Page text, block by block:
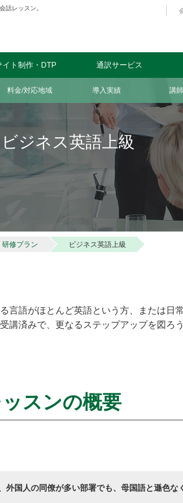
話レッスン。
イト制作・DTP 通訳サービス
料金/対応地域 導入実績 講
ビジネス英語上級
研修プラン ビジネス英語上級
言語がほとんど英語という方、または日
講済みで、更なるステップアップを図ろ
スンの概要
外国人の同僚が多い部署でも、母国語と遜色な